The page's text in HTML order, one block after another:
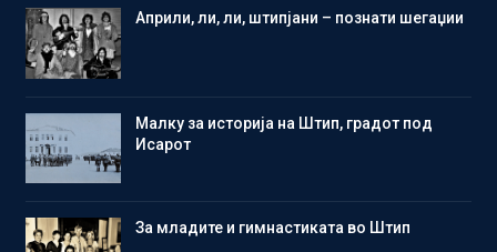
Aприли, ли, ли, штипјани – познати шегаџии
Малку за историја на Штип, градот под
Исарот
Зa младите и гимнастиката во Штип